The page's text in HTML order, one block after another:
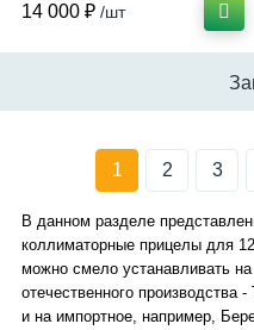
14 000 ₽ /шт
1 2 3
В данном разделе
коллиматорные прицелы для
можно смело устанавливать
отечественного
и на импортное, например,